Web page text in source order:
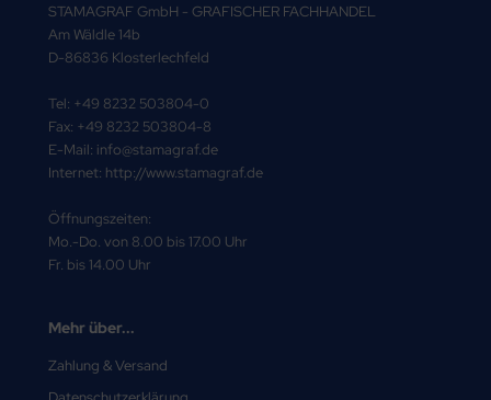
STAMAGRAF GmbH - GRAFISCHER FACHHANDEL
Am Wäldle 14b
D-86836 Klosterlechfeld
Tel: +49 8232 503804-0
Fax: +49 8232 503804-8
E-Mail: info@stamagraf.de
Internet: http://www.stamagraf.de
Öffnungszeiten:
Mo.-Do. von 8.00 bis 17.00 Uhr
Fr. bis 14.00 Uhr
Mehr über...
Zahlung & Versand